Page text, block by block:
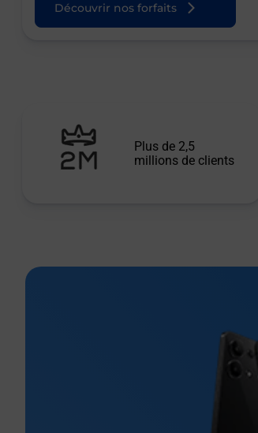
Découvrir nos forfaits
Plus de 2,5
millions de clients